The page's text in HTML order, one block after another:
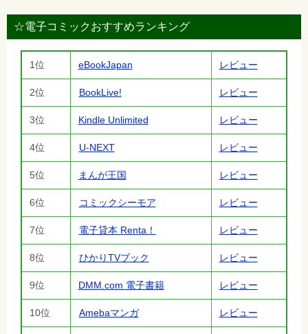
☆電子コミックおすすめランキング
1位 eBookJapan レビュー
2位 BookLive! レビュー
3位 Kindle Unlimited レビュー
4位 U-NEXT レビュー
5位 まんが王国 レビュー
6位 コミックシーモア レビュー
7位 電子貸本 Renta！ レビュー
8位 ひかりTVブック レビュー
9位 DMM.com 電子書籍 レビュー
10位 Amebaマンガ レビュー